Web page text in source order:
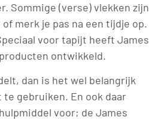
Sommige (verse) vlekken zijn
merk je pas na een tijdje op.
voor tapijt heeft James
ontwikkeld.
dan is het wel belangrijk
gebruiken. En ook daar
voor; de James